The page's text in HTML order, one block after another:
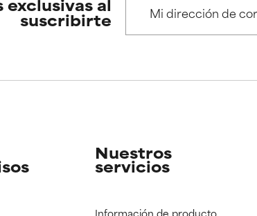
suscribirte
Nuestros
servicios